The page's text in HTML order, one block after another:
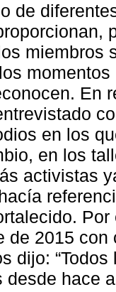
de
miembros
En
en los
en los
activistas
de 2015
dijo:
desde hace